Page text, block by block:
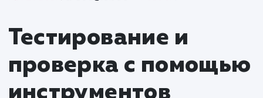
роботам следует игнорировать. Например,
Disallow: /admin/
индексировать страницы администратора.